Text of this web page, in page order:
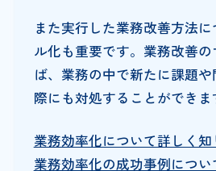
また実行した業務改善方法
ル化も重要です。業務改善
ば、業務の中で新たに課題
際にも対処することができま
業務効率化について詳しく
業務効率化の成功事例につ